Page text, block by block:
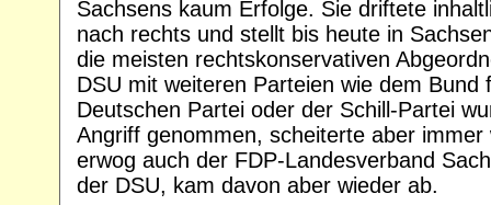
Sachsens kaum Erfolge. Sie driftete
nach rechts und stellt bis heute in
die meisten rechtskonservativen
DSU mit weiteren Parteien wie dem Bund
Deutschen Partei oder der Schill-Partei
Angriff genommen, scheiterte aber
erwog auch der FDP-Landesverband
der DSU, kam davon aber wieder ab.